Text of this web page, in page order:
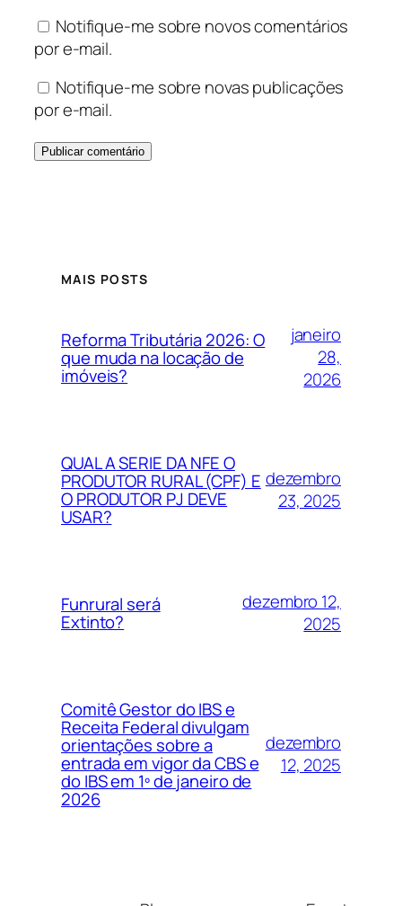
Notifique-me sobre novos comentários
por e-mail.
Notifique-me sobre novas publicações
por e-mail.
MAIS POSTS
Reforma Tributária 2026: O
que muda na locação de
imóveis?
janeiro
28,
2026
QUAL A SERIE DA NFE O
PRODUTOR RURAL (CPF) E
O PRODUTOR PJ DEVE
USAR?
dezembro
23, 2025
Funrural será
Extinto?
dezembro 12,
2025
Comitê Gestor do IBS e
Receita Federal divulgam
orientações sobre a
entrada em vigor da CBS e
do IBS em 1º de janeiro de
2026
dezembro
12, 2025